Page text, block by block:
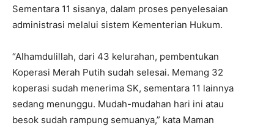
Sementara 11 sisanya, dalam proses penyelesaian
administrasi melalui sistem Kementerian Hukum.
“Alhamdulillah, dari 43 kelurahan, pembentukan
Koperasi Merah Putih sudah selesai. Memang 32
koperasi sudah menerima SK, sementara 11 lainnya
sedang menunggu. Mudah-mudahan hari ini atau
besok sudah rampung semuanya,” kata Maman